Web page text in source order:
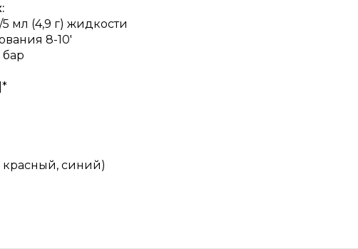
мл (4,9 г) жидкости
8-10′
бар
красный, синий)